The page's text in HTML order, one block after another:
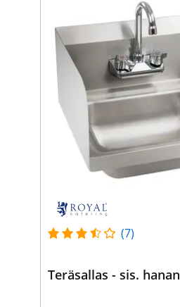
(7)
Teräsallas - sis. hanan